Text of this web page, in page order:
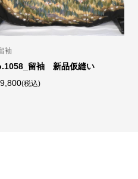
袖
留袖 新品仮縫い
(税込)